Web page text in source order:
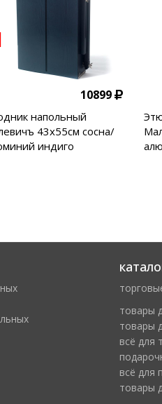
10899
напольный
43х55см сосна/
индиго
товары
товары
всё для
всё для
товары